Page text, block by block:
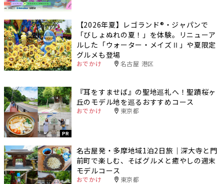
【2026年夏】レゴランド®・ジャパンで
「びしょぬれの夏！」を体験。リニューア
ルした「ウォーター・メイズⅡ」や夏限定
グルメも登場
おでかけ 名古屋 港区
PR
『耳をすませば』の聖地巡礼へ！聖蹟桜ヶ
丘のモデル地を巡るおすすめコース
おでかけ 東京都
名古屋発・多摩地域1泊2日旅｜深大寺と門
前町で楽しむ、そばグルメと癒やしの週末
モデルコース
おでかけ 東京都